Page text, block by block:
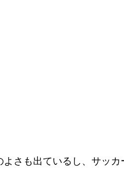
よさも出ているし、サッ